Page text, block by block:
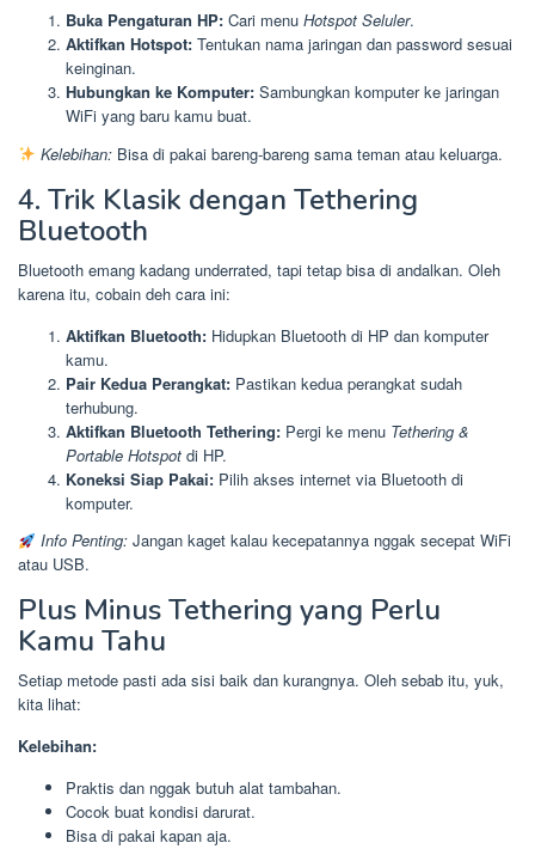
Buka Pengaturan HP: Cari menu Hotspot Seluler.
Aktifkan Hotspot: Tentukan nama jaringan dan password sesuai
keinginan.
Hubungkan ke Komputer: Sambungkan komputer ke jaringan
WiFi yang baru kamu buat.
Kelebihan:Bisa di pakai bareng-bareng sama teman atau keluarga.
4. Trik Klasik dengan Tethering
Bluetooth
Bluetooth emang kadang underrated, tapi tetap bisa di andalkan. Oleh
karena itu, cobain deh cara ini:
Aktifkan Bluetooth: Hidupkan Bluetooth di HP dan komputer
kamu.
Pair Kedua Perangkat: Pastikan kedua perangkat sudah
terhubung.
Aktifkan Bluetooth Tethering: Pergi ke menu Tethering &
Portable Hotspot di HP.
Koneksi Siap Pakai: Pilih akses internet via Bluetooth di
komputer.
Info Penting:Jangan kaget kalau kecepatannya nggak secepat WiFi
atau USB.
Plus Minus Tethering yang Perlu
Kamu Tahu
Setiap metode pasti ada sisi baik dan kurangnya. Oleh sebab itu, yuk,
kita lihat:
Kelebihan:
Praktis dan nggak butuh alat tambahan.
Cocok buat kondisi darurat.
Bisa di pakai kapan aja.